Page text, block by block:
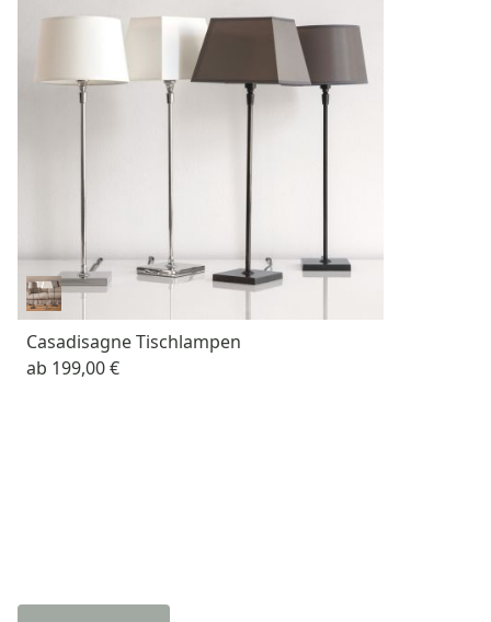
Casadisagne Tischlampen
ab 199,00 €